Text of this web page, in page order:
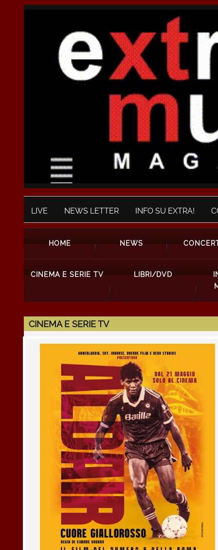
LIVE NEWS LETTER INFO SU EXTRA!
HOME NEWS
CINEMA E SERIE TV LIBRI/DVD
CINEMA E SERIE TV